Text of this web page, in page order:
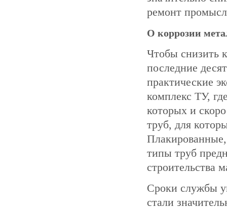
ремонт
О коррозии
Чтобы снизить
последние
практические
комплекс ТУ,
которых и
труб, для
типы труб
строительства
Сроки службы
стали